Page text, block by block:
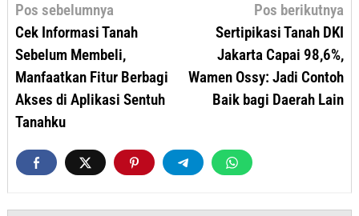
Navigasi
Pos sebelumnya
Cek Informasi Tanah
Sebelum Membeli,
Manfaatkan Fitur Berbagi
Akses di Aplikasi Sentuh
Tanahku
Pos berikutnya
Sertipikasi Tanah DKI
Jakarta Capai 98,6%,
Wamen Ossy: Jadi Contoh
Baik bagi Daerah Lain